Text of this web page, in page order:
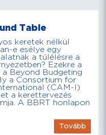
Table
keretek nélkül
e esélye egy
a túlélésre a
Ezekre a
a Beyond Budgeting
a Consortium for
(CAM-I)
a kerettervezés
A BBRT honlapon
Tovább